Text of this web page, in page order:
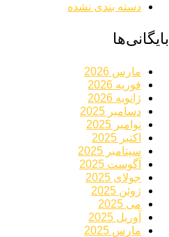
دسته بندی نشده
بایگانی‌ها
مارس 2026
فوریه 2026
ژانویه 2026
دسامبر 2025
نوامبر 2025
اکتبر 2025
سپتامبر 2025
آگوست 2025
جولای 2025
ژوئن 2025
می 2025
آوریل 2025
مارس 2025